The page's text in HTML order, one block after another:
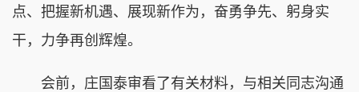
点、把握新机遇、展现新作为，奋勇争先、躬身实
干，力争再创辉煌。
会前，庄国泰审看了有关材料，与相关同志沟通